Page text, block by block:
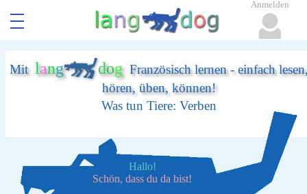
Mit lang dogFranzösisch lernen - einfach
hören, üben, können!
Was tun Tiere: Verben
Hallo!
Schön, dass du da bist!
Anmelden